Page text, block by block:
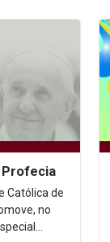
Profecia
no